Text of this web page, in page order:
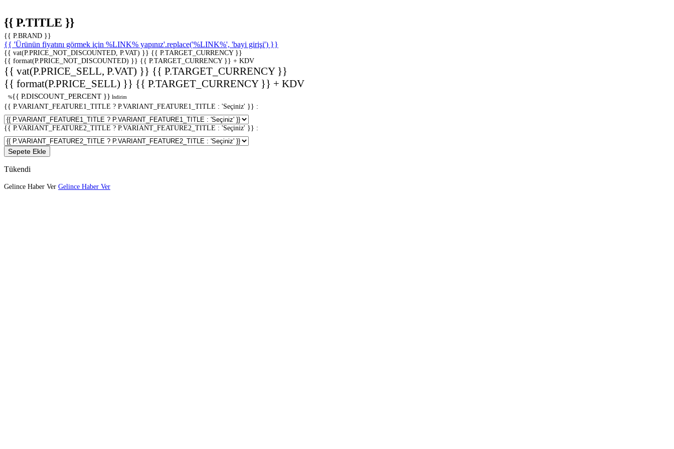
{{ P.TITLE }}
{{ P.BRAND }}
{{ 'Ürünün fiyatını görmek için %LINK% yapınız'.replace('%LINK%', 'bayi girişi') }}
{{ vat(P.PRICE_NOT_DISCOUNTED, P.VAT) }} {{ P.TARGET_CURRENCY }}
{{ format(P.PRICE_NOT_DISCOUNTED) }} {{ P.TARGET_CURRENCY }} + KDV
{{ vat(P.PRICE_SELL, P.VAT) }} {{ P.TARGET_CURRENCY }}
{{ format(P.PRICE_SELL) }} {{ P.TARGET_CURRENCY }} + KDV
%{{ P.DISCOUNT_PERCENT }} İndirim
{{ P.VARIANT_FEATURE1_TITLE ? P.VARIANT_FEATURE1_TITLE : 'Seçiniz' }} :
{{ P.VARIANT_FEATURE2_TITLE ? P.VARIANT_FEATURE2_TITLE : 'Seçiniz' }} :
Sepete Ekle
Tükendi
Gelince Haber Ver Gelince Haber Ver